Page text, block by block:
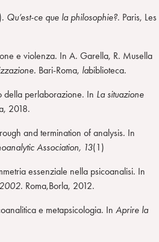
Qu’est-ce que la philosophie?. Paris, Les
e violenza. In A. Garella, R. Musella
Bari-Roma, labiblioteca.
della perlaborazione. In La situazione
2018.
and termination of analysis. In
Association, 13(1)
essenziale nella psicoanalisi. In
Roma,Borla, 2012.
e metapsicologia. In Aprire la